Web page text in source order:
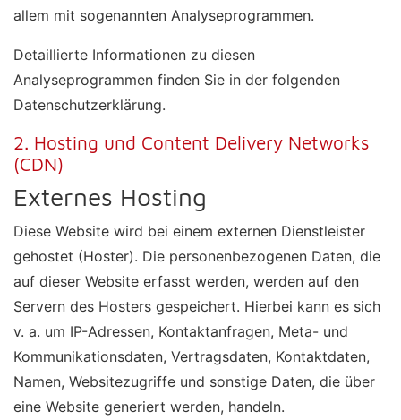
allem mit sogenannten Analyseprogrammen.
Detaillierte Informationen zu diesen
Analyseprogrammen finden Sie in der folgenden
Datenschutzerklärung.
2. Hosting und Content Delivery Networks
(CDN)
Externes Hosting
Diese Website wird bei einem externen Dienstleister
gehostet (Hoster). Die personenbezogenen Daten, die
auf dieser Website erfasst werden, werden auf den
Servern des Hosters gespeichert. Hierbei kann es sich
v. a. um IP-Adressen, Kontaktanfragen, Meta- und
Kommunikationsdaten, Vertragsdaten, Kontaktdaten,
Namen, Websitezugriffe und sonstige Daten, die über
eine Website generiert werden, handeln.